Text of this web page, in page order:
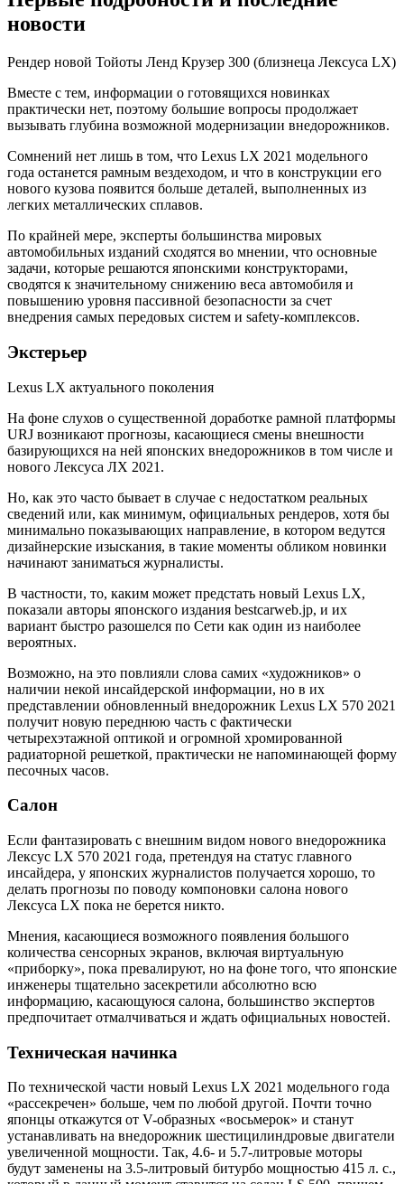
новости
Рендер новой Тойоты Ленд Крузер 300 (близнеца Лексуса LX)
Вместе с тем, информации о готовящихся новинках
практически нет, поэтому большие вопросы продолжает
вызывать глубина возможной модернизации внедорожников.
Сомнений нет лишь в том, что Lexus LX 2021 модельного
года останется рамным вездеходом, и что в конструкции его
нового кузова появится больше деталей, выполненных из
легких металлических сплавов.
По крайней мере, эксперты большинства мировых
автомобильных изданий сходятся во мнении, что основные
задачи, которые решаются японскими конструкторами,
сводятся к значительному снижению веса автомобиля и
повышению уровня пассивной безопасности за счет
внедрения самых передовых систем и safety-комплексов.
Экстерьер
Lexus LX актуального поколения
На фоне слухов о существенной доработке рамной платформы
URJ возникают прогнозы, касающиеся смены внешности
базирующихся на ней японских внедорожников в том числе и
нового Лексуса ЛХ 2021.
Но, как это часто бывает в случае с недостатком реальных
сведений или, как минимум, официальных рендеров, хотя бы
минимально показывающих направление, в котором ведутся
дизайнерские изыскания, в такие моменты обликом новинки
начинают заниматься журналисты.
В частности, то, каким может предстать новый Lexus LX,
показали авторы японского издания bestcarweb.jp, и их
вариант быстро разошелся по Сети как один из наиболее
вероятных.
Возможно, на это повлияли слова самих «художников» о
наличии некой инсайдерской информации, но в их
представлении обновленный внедорожник Lexus LX 570 2021
получит новую переднюю часть с фактически
четырехэтажной оптикой и огромной хромированной
радиаторной решеткой, практически не напоминающей форму
песочных часов.
Салон
Если фантазировать с внешним видом нового внедорожника
Лексус LX 570 2021 года, претендуя на статус главного
инсайдера, у японских журналистов получается хорошо, то
делать прогнозы по поводу компоновки салона нового
Лексуса LX пока не берется никто.
Мнения, касающиеся возможного появления большого
количества сенсорных экранов, включая виртуальную
«приборку», пока превалируют, но на фоне того, что японские
инженеры тщательно засекретили абсолютно всю
информацию, касающуюся салона, большинство экспертов
предпочитает отмалчиваться и ждать официальных новостей.
Техническая начинка
По технической части новый Lexus LX 2021 модельного года
«рассекречен» больше, чем по любой другой. Почти точно
японцы откажутся от V-образных «восьмерок» и станут
устанавливать на внедорожник шестицилиндровые двигатели
увеличенной мощности. Так, 4.6- и 5.7-литровые моторы
будут заменены на 3.5-литровый битурбо мощностью 415 л. с.,